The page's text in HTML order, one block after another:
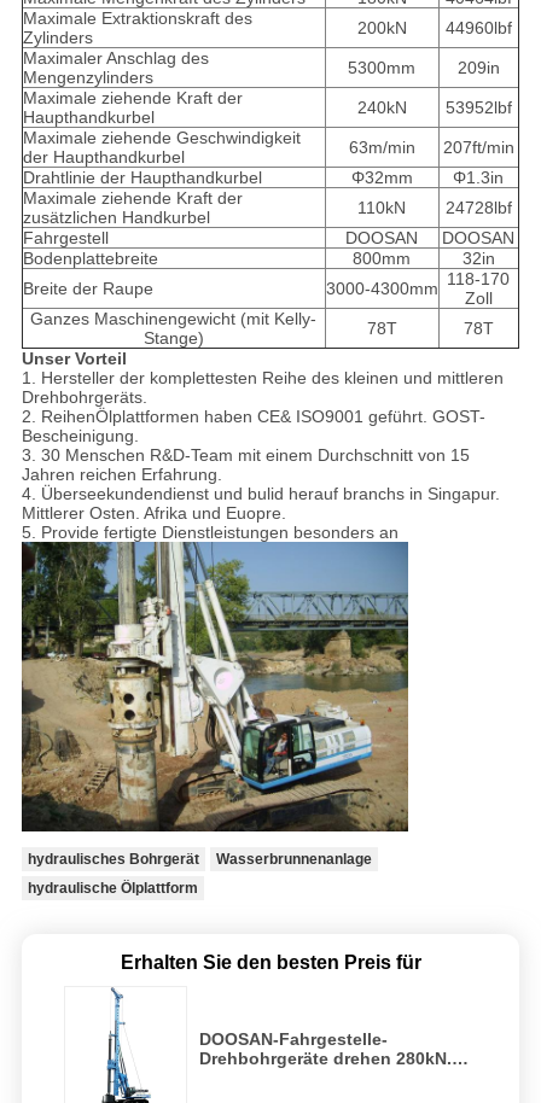
Maximale Extraktionskraft des
Zylinders
200kN
44960lbf
Maximaler Anschlag des
Mengenzylinders
5300mm
209in
Maximale ziehende Kraft der
Haupthandkurbel
240kN
53952lbf
Maximale ziehende Geschwindigkeit
der Haupthandkurbel
63m/min
207ft/min
Drahtlinie der Haupthandkurbel
Φ32mm
Φ1.3in
Maximale ziehende Kraft der
zusätzlichen Handkurbel
110kN
24728lbf
Fahrgestell
DOOSAN
DOOSAN
Bodenplattebreite
800mm
32in
Breite der Raupe
3000-4300mm 118-170
Zoll
Ganzes Maschinengewicht (mit Kelly-
Stange)
78T
78T
UnserVorteil
1. Hersteller der komplettesten Reihe des kleinen und mittleren
Drehbohrgeräts.
2. ReihenÖlplattformen haben CE& ISO9001 geführt. GOST-
Bescheinigung.
3. 30 Menschen R&D-Team mit einem Durchschnitt von 15
Jahren reichen Erfahrung.
4. Überseekundendienst und bulid herauf branchs in Singapur.
Mittlerer Osten. Afrika und Euopre.
5. Provide fertigte Dienstleistungen besonders an
hydraulisches Bohrgerät
Wasserbrunnenanlage
hydraulische Ölplattform
Erhalten Sie den besten Preis für
DOOSAN-Fahrgestelle-
Drehbohrgeräte drehen 280kN.m